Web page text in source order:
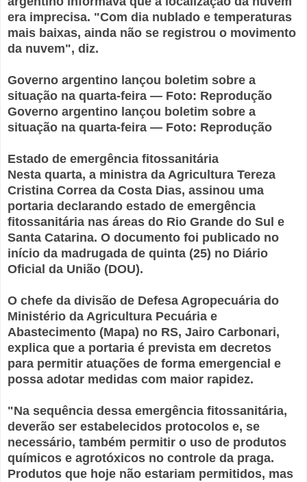
era imprecisa. "Com dia nublado e temperaturas
mais baixas, ainda não se registrou o movimento
da nuvem", diz.
Governo argentino lançou boletim sobre a
situação na quarta-feira — Foto: Reprodução
Governo argentino lançou boletim sobre a
situação na quarta-feira — Foto: Reprodução
Estado de emergência fitossanitária
Nesta quarta, a ministra da Agricultura Tereza
Cristina Correa da Costa Dias, assinou uma
portaria declarando estado de emergência
fitossanitária nas áreas do Rio Grande do Sul e
Santa Catarina. O documento foi publicado no
início da madrugada de quinta (25) no Diário
Oficial da União (DOU).
O chefe da divisão de Defesa Agropecuária do
Ministério da Agricultura Pecuária e
Abastecimento (Mapa) no RS, Jairo Carbonari,
explica que a portaria é prevista em decretos
para permitir atuações de forma emergencial e
possa adotar medidas com maior rapidez.
"Na sequência dessa emergência fitossanitária,
deverão ser estabelecidos protocolos e, se
necessário, também permitir o uso de produtos
químicos e agrotóxicos no controle da praga.
Produtos que hoje não estariam permitidos, mas